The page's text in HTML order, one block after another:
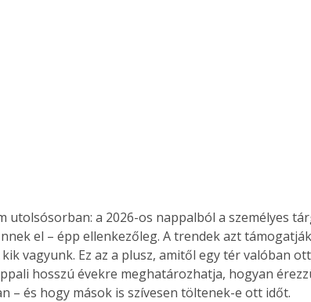
utolsósorban: a 2026-os nappalból a személyes
el – épp ellenkezőleg. A trendek azt
vagyunk. Ez az a plusz, amitől egy tér valóban
hosszú évekre meghatározhatja, hogyan
– és hogy mások is szívesen töltenek-e ott időt.